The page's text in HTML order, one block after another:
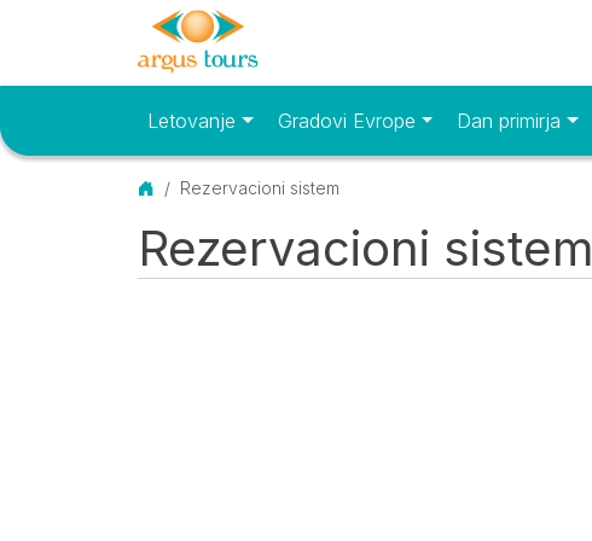
Osnovni meniLetovanje Gradovi Evrope Dan primirja
Početna
Rezervacioni sistem
Rezervacioni sistem